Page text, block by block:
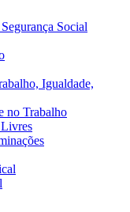
Social
Igualdade,
no Trabalho